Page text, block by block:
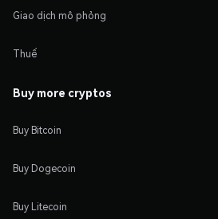
Giao dịch mô phỏng
Thuế
Buy more cryptos
Buy Bitcoin
Buy Dogecoin
Buy Litecoin